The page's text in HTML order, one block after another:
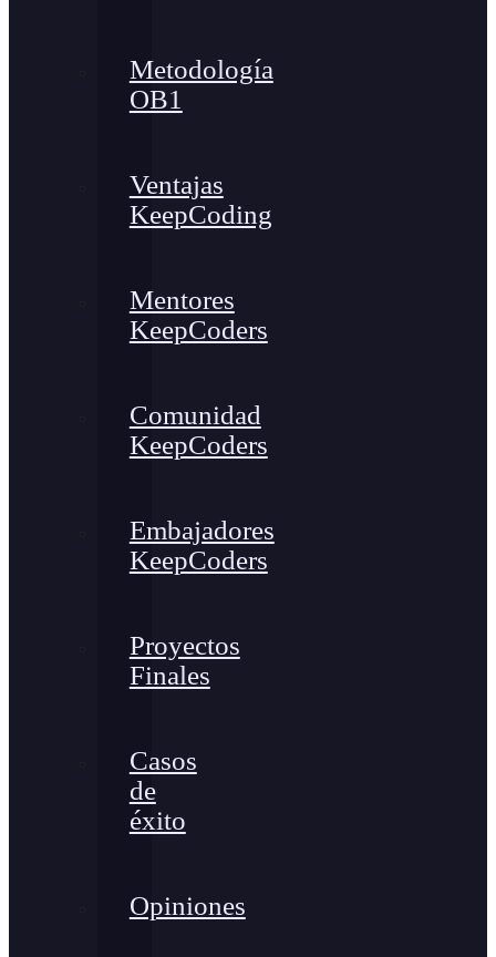
Metodología
OB1
Ventajas
KeepCoding
Mentores
KeepCoders
Comunidad
KeepCoders
Embajadores
KeepCoders
Proyectos
Finales
Casos
de
éxito
Opiniones